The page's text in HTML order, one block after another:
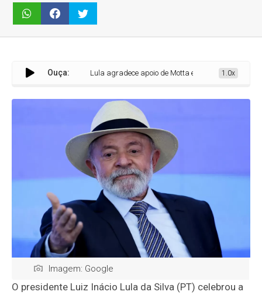
Ouça:Lula agradece apoio de Motta e classifica fim da escala
1.0x
Imagem: Google
O presidente Luiz Inácio Lula da Silva (PT) celebrou a